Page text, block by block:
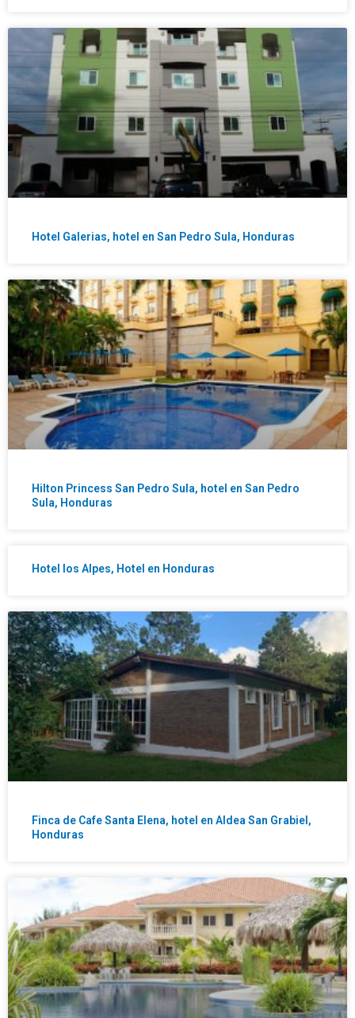
Hotel Galerias, hotel en San Pedro Sula, Honduras
Hilton Princess San Pedro Sula, hotel en San Pedro
Sula, Honduras
Hotel los Alpes, Hotel en Honduras
Finca de Cafe Santa Elena, hotel en Aldea San Grabiel,
Honduras